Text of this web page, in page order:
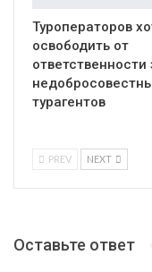
Туроператоров
освободить от
ответственности
турагентов
PREV NEXT
Оставьте ответ